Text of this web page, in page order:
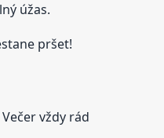
úžas.
pršet!
Večer vždy rád